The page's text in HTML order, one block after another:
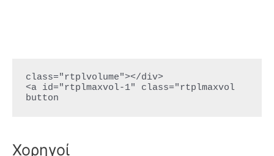
class="rtplvolume"></div>
<a id="rtplmaxvol-1" class="rtplmaxvol
button
Χορηγοί